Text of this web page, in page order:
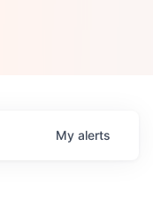
My alerts